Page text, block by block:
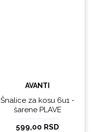
AVANTI
Šnalice za kosu 6u1 -
šarene PLAVE
599,00 RSD